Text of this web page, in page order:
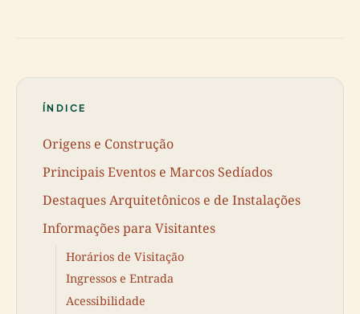
ÍNDICE
Origens e Construção
Principais Eventos e Marcos Sedíados
Destaques Arquitetônicos e de Instalações
Informações para Visitantes
Horários de Visitação
Ingressos e Entrada
Acessibilidade